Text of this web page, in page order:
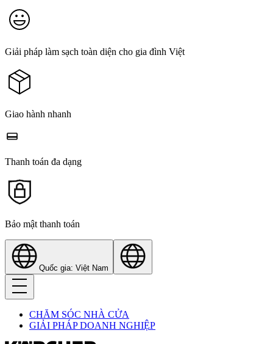
Giải pháp làm sạch toàn diện cho gia đình Việt
Giao hành nhanh
Thanh toán đa dạng
Bảo mật thanh toán
Quốc gia: Việt Nam
CHĂM SÓC NHÀ CỬA
GIẢI PHÁP DOANH NGHIỆP